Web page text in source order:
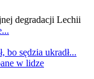
degradacji Lechii
bo sędzia ukradł...
w lidze